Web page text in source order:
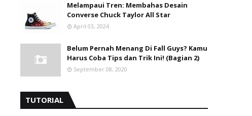
Melampaui Tren: Membahas Desain
Converse Chuck Taylor All Star
April 03, 2024
Belum Pernah Menang Di Fall Guys? Kamu
Harus Coba Tips dan Trik Ini! (Bagian 2)
September 08, 2020
TUTORIAL